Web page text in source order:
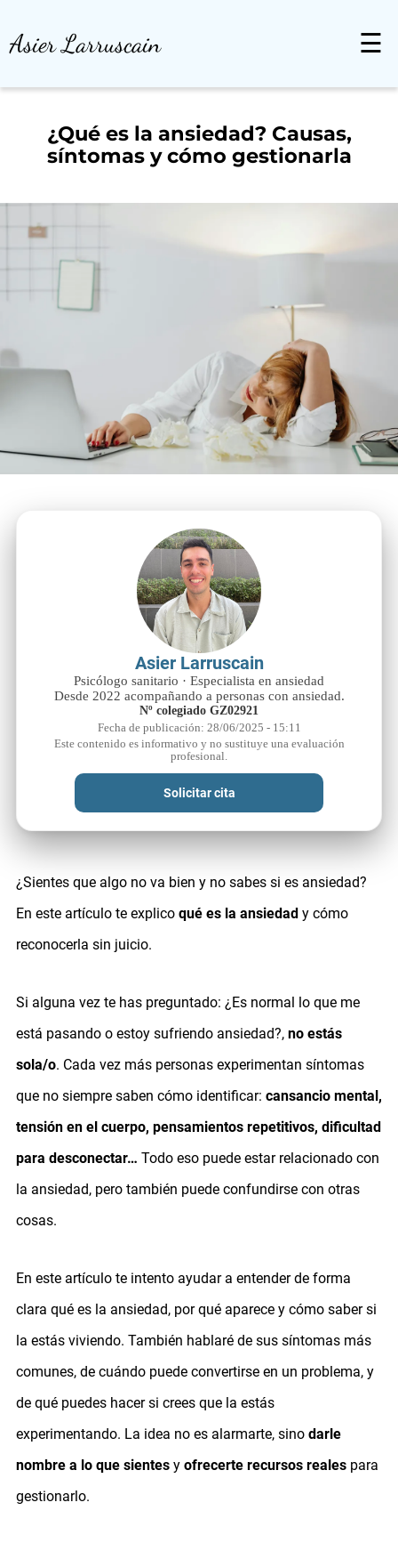
Asier Larruscain ☰
¿Qué es la ansiedad? Causas,
síntomas y cómo gestionarla
Asier Larruscain
Psicólogo sanitario · Especialista en ansiedad
Desde 2022 acompañando a personas con ansiedad.
Nº colegiado GZ02921
Fecha de publicación: 28/06/2025 - 15:11
Este contenido es informativo y no sustituye una evaluación
profesional.
Solicitar cita
¿Sientes que algo no va bien y no sabes si es ansiedad?
En este artículo te explico qué es la ansiedady cómo
reconocerla sin juicio.
Si alguna vez te has preguntado: ¿Es normal lo que me
está pasando o estoy sufriendo ansiedad?, no estás
sola/o. Cada vez más personas experimentan síntomas
que no siempre saben cómo identificar: cansancio mental,
tensión en el cuerpo, pensamientos repetitivos, dificultad
para desconectar… Todo eso puede estar relacionado con
la ansiedad, pero también puede confundirse con otras
cosas.
En este artículo te intento ayudar a entender de forma
clara qué es la ansiedad, por qué aparece y cómo saber si
la estás viviendo. También hablaré de sus síntomas más
comunes, de cuándo puede convertirse en un problema, y
de qué puedes hacer si crees que la estás
experimentando. La idea no es alarmarte, sino darle
nombre a lo que sientesy ofrecerte recursos realespara
gestionarlo.